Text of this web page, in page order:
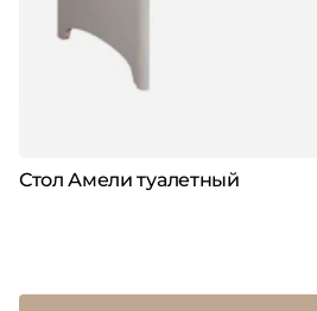
Стол Амели туалетный